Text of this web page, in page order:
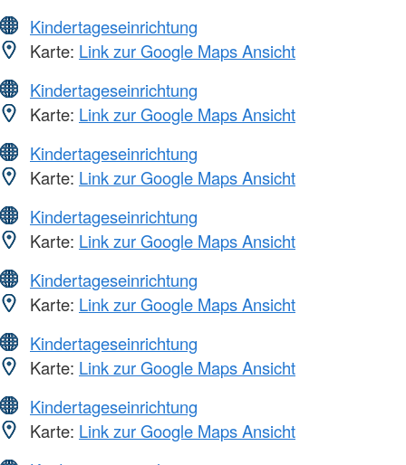
Kindertageseinrichtung
Karte: Link zur Google Maps Ansicht
Kindertageseinrichtung
Karte: Link zur Google Maps Ansicht
Kindertageseinrichtung
Karte: Link zur Google Maps Ansicht
Kindertageseinrichtung
Karte: Link zur Google Maps Ansicht
Kindertageseinrichtung
Karte: Link zur Google Maps Ansicht
Kindertageseinrichtung
Karte: Link zur Google Maps Ansicht
Kindertageseinrichtung
Karte: Link zur Google Maps Ansicht